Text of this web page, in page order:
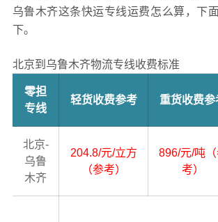
乌鲁木齐这条快运专线运费怎么算，下
下。
北京到乌鲁木齐物流专线收费标准
零担
专线
轻货收费参考 重货收费参
北京-
乌鲁
木齐
204.8/元/立方
（参考）
896/元/吨
考）